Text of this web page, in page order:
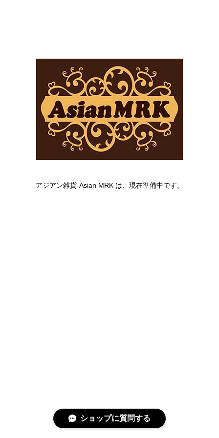
アジアン雑貨-Asian MRK は、現在準備中です。
ショップに質問する